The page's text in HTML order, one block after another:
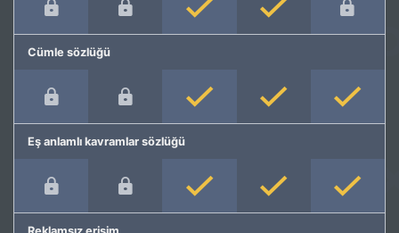
Cümle sözlüğü
Eş anlamlı kavramlar sözlüğü